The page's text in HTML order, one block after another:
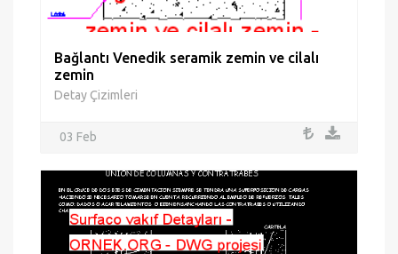
Bağlantı Venedik seramik zemin ve cilalı
zemin
Detay Çizimleri
03 Feb